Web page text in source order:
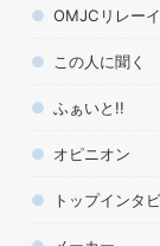
OMJCリレー
この人に聞く
ふぁいと!!
オピニオン
トップインタ